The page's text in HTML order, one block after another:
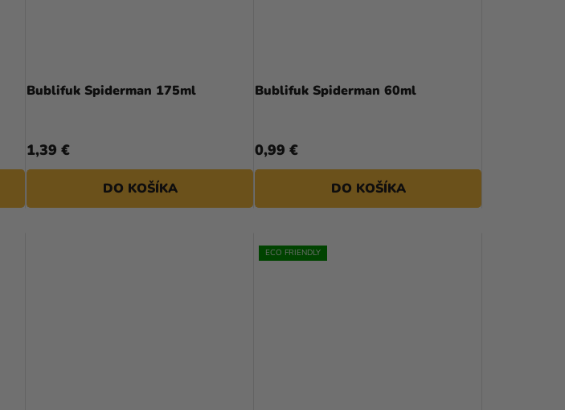
Bublifuk Spiderman 175ml
1,39 €
DO KOŠÍKA
Bublifuk Spiderman 60ml
0,99 €
DO KOŠÍKA
ECO FRIENDLY